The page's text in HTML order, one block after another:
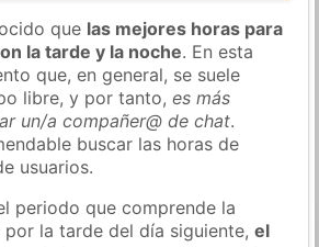
que las mejores horas para
la tarde y la noche. En esta
que, en general, se suele
libre, y por tanto,es más
un/a compañer@ de chat.
buscar las horas de
usuarios.
periodo que comprende la
por la tarde del día siguiente,el